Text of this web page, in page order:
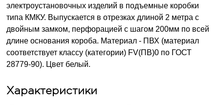
электроустановочных изделий в подъемные коробки
типа КМКУ. Выпускается в отрезках длиной 2 метра с
двойным замком, перфорацией с шагом 200мм по всей
длине основания короба. Материал - ПВХ (материал
соответствует классу (категории) FV(ПВ)0 по ГОСТ
28779-90). Цвет белый.
Характеристики